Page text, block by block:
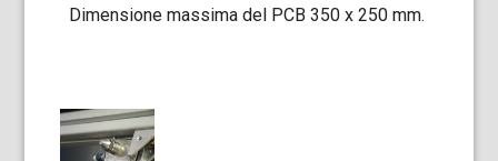
Dimensione massima del PCB 350 x 250 mm.